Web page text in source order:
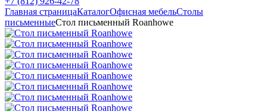
Главная страницаКаталогОфисная мебельСтолы
письменныеСтол письменный Roanhowe